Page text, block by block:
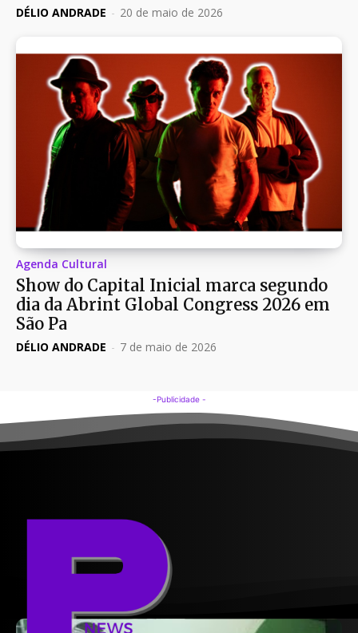
DÉLIO ANDRADE - 20 de maio de 2026
Agenda Cultural
Show do Capital Inicial marca segundo
dia da Abrint Global Congress 2026 em
São Pa
DÉLIO ANDRADE - 7 de maio de 2026
-Publicidade -